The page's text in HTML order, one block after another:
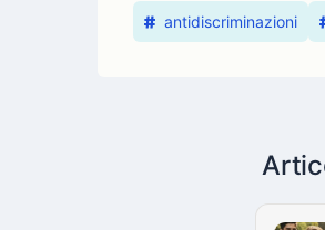
antidiscriminazioni